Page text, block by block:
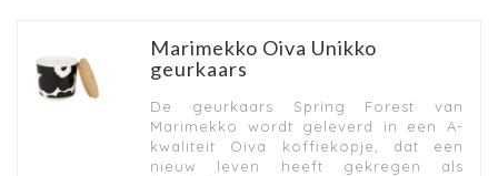
Marimekko Oiva Unikko
geurkaars
De geurkaars Spring Forest van
Marimekko wordt geleverd in een A-
kwaliteit Oiva koffiekopje, dat een
nieuw leven heeft gekregen als